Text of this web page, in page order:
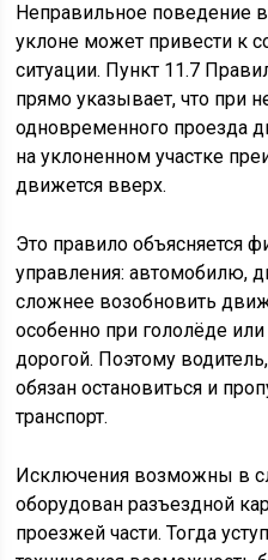
Неправильное поведение
уклоне может привести к
ситуации. Пункт 11.7
прямо указывает, что при
одновременного проезда
на уклоненном участке
движется вверх.
Это правило объясняется
управления: автомобилю,
сложнее возобновить
особенно при гололёде
дорогой. Поэтому
обязан остановиться и
транспорт.
Исключения возможны в
оборудован разъездной
проезжей части. Тогда